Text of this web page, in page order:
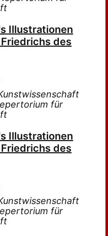
Illustrationen
des
für
Illustrationen
des
für